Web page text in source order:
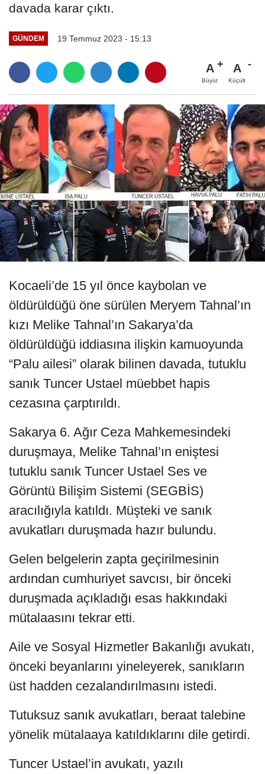
davada karar çıktı.
GÜNDEM 19 Temmuz 2023 - 15:13
A
Büyüt
A
Küçült
Kocaeli’de 15 yıl önce kaybolan ve
öldürüldüğü öne sürülen Meryem Tahnal’ın
kızı Melike Tahnal’ın Sakarya’da
öldürüldüğü iddiasına ilişkin kamuoyunda
“Palu ailesi” olarak bilinen davada, tutuklu
sanık Tuncer Ustael müebbet hapis
cezasına çarptırıldı.
Sakarya 6. Ağır Ceza Mahkemesindeki
duruşmaya, Melike Tahnal’ın eniştesi
tutuklu sanık Tuncer Ustael Ses ve
Görüntü Bilişim Sistemi (SEGBİS)
aracılığıyla katıldı. Müşteki ve sanık
avukatları duruşmada hazır bulundu.
Gelen belgelerin zapta geçirilmesinin
ardından cumhuriyet savcısı, bir önceki
duruşmada açıkladığı esas hakkındaki
mütalaasını tekrar etti.
Aile ve Sosyal Hizmetler Bakanlığı avukatı,
önceki beyanlarını yineleyerek, sanıkların
üst hadden cezalandırılmasını istedi.
Tutuksuz sanık avukatları, beraat talebine
yönelik mütalaaya katıldıklarını dile getirdi.
Tuncer Ustael’in avukatı, yazılı